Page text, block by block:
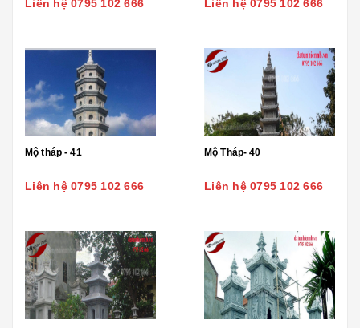
Liên hệ 0795 102 666 Liên hệ 0795 102 666
Mộ tháp - 41
Liên hệ 0795 102 666
Mộ Tháp- 40
Liên hệ 0795 102 666